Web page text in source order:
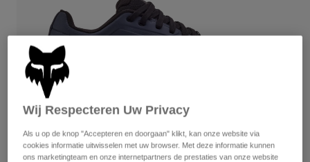
Broeken
Korte broeken
Handschoenen
Broeken
Handschoenen
Jassen
Protections
Brillen
Overhemden
Alles bekijken
Women
T-Shirts & Tops
Hoodies en truien
Beschermers
Brillen
Socks
Alles bekijken
Moto
Wij Respecteren Uw Privacy
Als u op de knop "Accepteren en doorgaan" klikt, kan onze website via
cookies informatie uitwisselen met uw browser. Met deze informatie kunnen
ons marketingteam en onze internetpartners de prestaties van onze website